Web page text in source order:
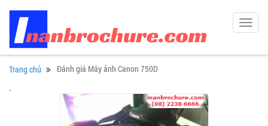
Trang chủ Đánh giá Máy ảnh Canon 750D
.